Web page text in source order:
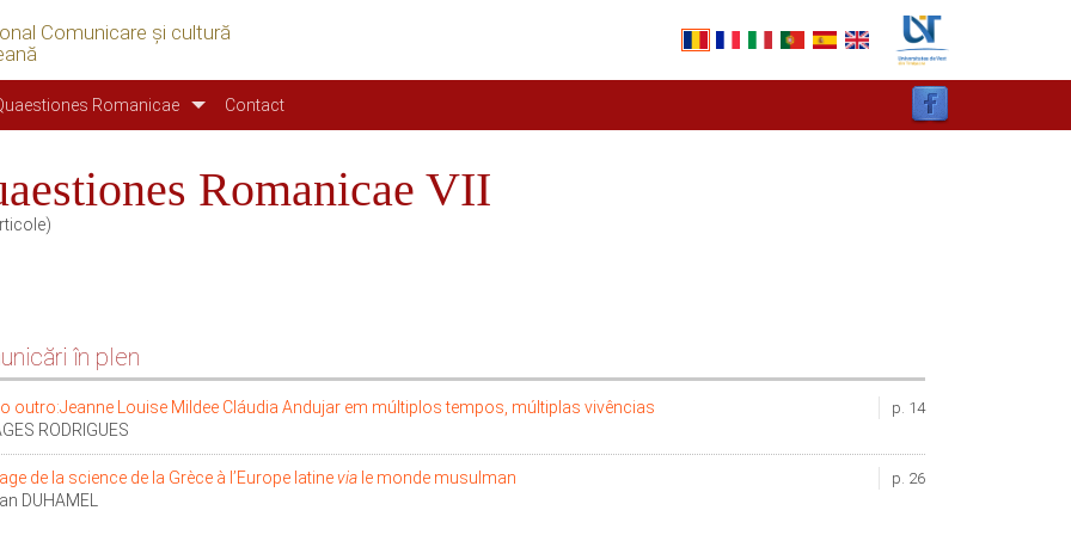
Comunicare şi cultură
Romanicae Contact
Romanicae VII
în plen
p. 14
o outro:Jeanne Louise Mildee Cláudia Andujar em múltiplos tempos, múltiplas vivências
RODRIGUES
p. 26
de la science de la Grèce à l’Europe latinevia le monde musulman
DUHAMEL